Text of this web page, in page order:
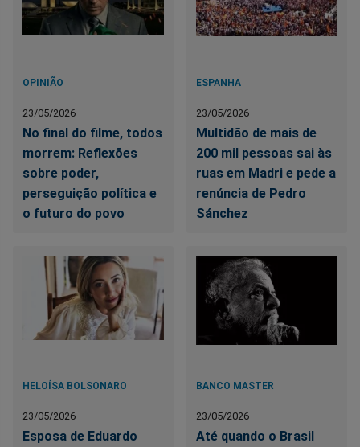
OPINIÃO
23/05/2026
No final do filme, todos
morrem: Reflexões
sobre poder,
perseguição política e
o futuro do povo
ESPANHA
23/05/2026
Multidão de mais de
200 mil pessoas sai às
ruas em Madri e pede a
renúncia de Pedro
Sánchez
HELOÍSA BOLSONARO
23/05/2026
Esposa de Eduardo
BANCO MASTER
23/05/2026
Até quando o Brasil